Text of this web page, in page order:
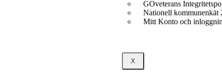
GOveterans
Nationell kommunenkät
Mitt Konto och
X